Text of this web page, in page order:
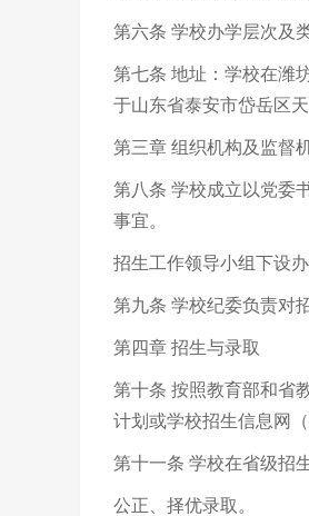
第六条 学校办学层次及
第七条 地址：学校在潍
于山东省泰安市岱岳区天
第三章 组织机构及监督
第八条 学校成立以党委
事宜。
招生工作领导小组下设
第九条 学校纪委负责对
第四章 招生与录取
第十条 按照教育部和省
计划或学校招生信息网
第十一条 学校在省级招
公正、择优录取。